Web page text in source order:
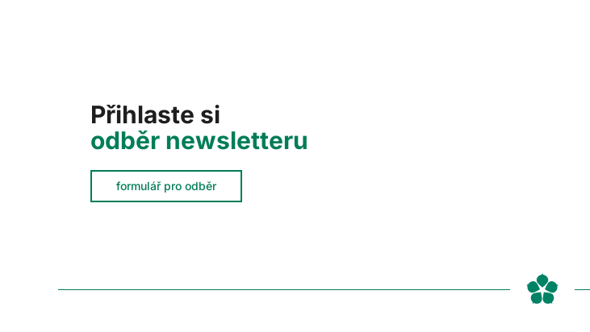
Přihlaste si
odběr newsletteru
formulář pro odběr